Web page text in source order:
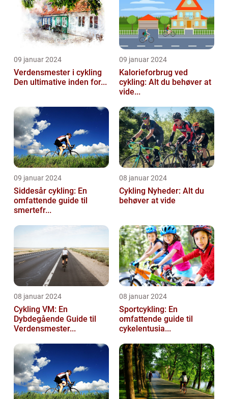
09 januar 2024
Verdensmester i cykling
Den ultimative inden for...
09 januar 2024
Kalorieforbrug ved
cykling: Alt du behøver at
vide...
09 januar 2024
Siddesår cykling: En
omfattende guide til
smertefr...
08 januar 2024
Cykling Nyheder: Alt du
behøver at vide
08 januar 2024
Cykling VM: En
Dybdegående Guide til
Verdensmester...
08 januar 2024
Sportcykling: En
omfattende guide til
cykelentusia...